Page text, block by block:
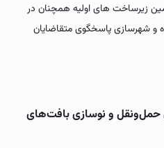
زیرساخت های اولیه همچنان در
و شهرسازی پاسخگوی متقاضایان
و نوسازی بافت‌های